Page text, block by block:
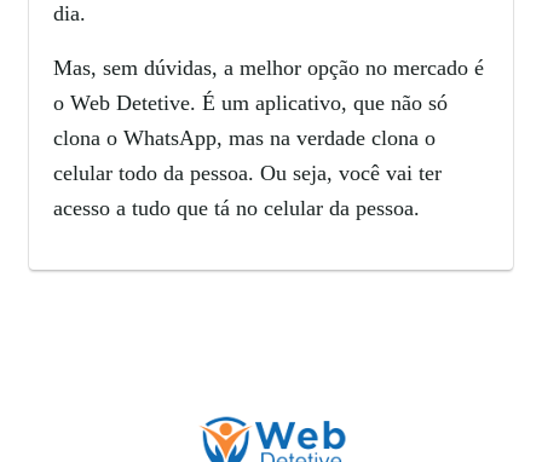
dia.
Mas, sem dúvidas, a melhor opção no mercado é
o Web Detetive. É um aplicativo, que não só
clona o WhatsApp, mas na verdade clona o
celular todo da pessoa. Ou seja, você vai ter
acesso a tudo que tá no celular da pessoa.